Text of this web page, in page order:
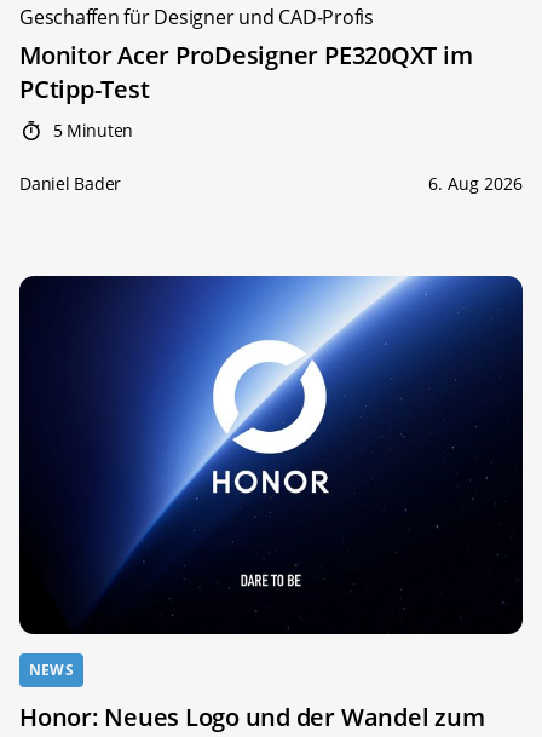
Geschaffen für Designer und CAD-Profis
Monitor Acer ProDesigner PE320QXT im
PCtipp-Test
5 Minuten
Daniel Bader 6. Aug 2026
NEWS
Honor: Neues Logo und der Wandel zum